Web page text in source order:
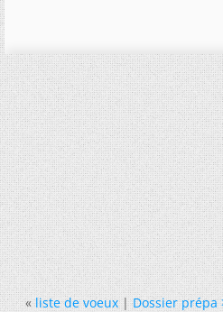
« liste de voeux|Dossier prépa